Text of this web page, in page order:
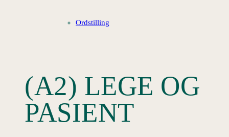
Ordstilling
(A2) LEGE OG
PASIENT